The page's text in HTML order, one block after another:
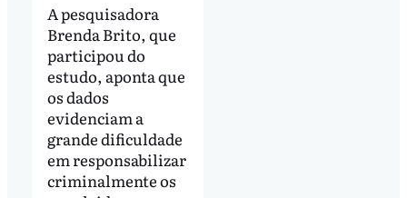
A pesquisadora
Brenda Brito, que
participou do
estudo, aponta que
os dados
evidenciam a
grande dificuldade
em responsabilizar
criminalmente os